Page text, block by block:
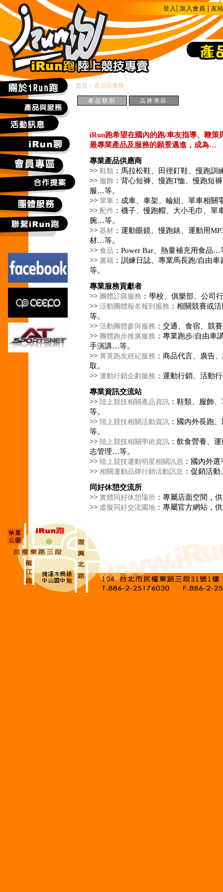
登入 | 加入會員 | 友
首頁 > 產品與服務
產品類別 品牌專區
iRun跑希望在國內的跑/車友指導、鞭策
最專業產品及服務的願景邁進，成為…
專業產品供應商
>> 鞋類 ：馬拉松鞋、田徑釘鞋、慢跑
>> 服飾 ：背心短褲、慢跑T恤、慢跑短
服…等。
>> 單車 ：成車、車架、輪組、單車相
>> 配件 ：襪子、慢跑帽、大小毛巾、
腕…等。
>> 器材 ：運動眼鏡、慢跑錶、運動用
材…等。
>> 食品 ：Power Bar、熱量補充用食品…
>> 書籍 ：訓練日誌、專業馬長跑/自由
等。
專業服務貢獻者
>> 團體訂購服務 ：學校、俱樂部、公司
>> 活動團體報名報到服務 ：相關競賽或
等。
>> 活動團體參與服務 ：交通、食宿、競
>> 團體跑步推廣服務 ：專業跑步/自由車
手演講…等。
>> 菁英跑友經紀服務 ：商品代言、廣告
取。
>> 運動行銷企劃服務 ：運動行銷、活動
專業資訊交流站
>> 陸上競技相關產品資訊 ：鞋類、服飾
等。
>> 陸上競技相關活動資訊 ：國內外長跑
等。
>> 陸上競技相關學術資訊 ：飲食營養、
志管理…等。
>> 陸上競技運動明星相關訊息 ：國內外選
>> 相關運動品牌行銷活動訊息 ：促銷活
同好休憩交流所
>> 實體同好休憩場所 ：專屬店面空間，
>> 虛擬同好交流園地 ：專屬官方網站，